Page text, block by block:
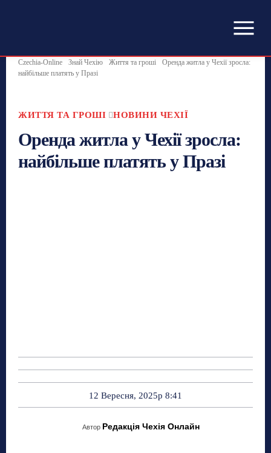
Czechia-Online Знай Чехію Життя та гроші
Оренда житла у Чехії зросла:
найбільше платять у Празі
ЖИТТЯ ТА ГРОШІ НОВИНИ ЧЕХІЇ
Оренда житла у Чехії зросла:
найбільше платять у Празі
12 Вересня, 2025р 8:41
Автор Редакція Чехія Онлайн